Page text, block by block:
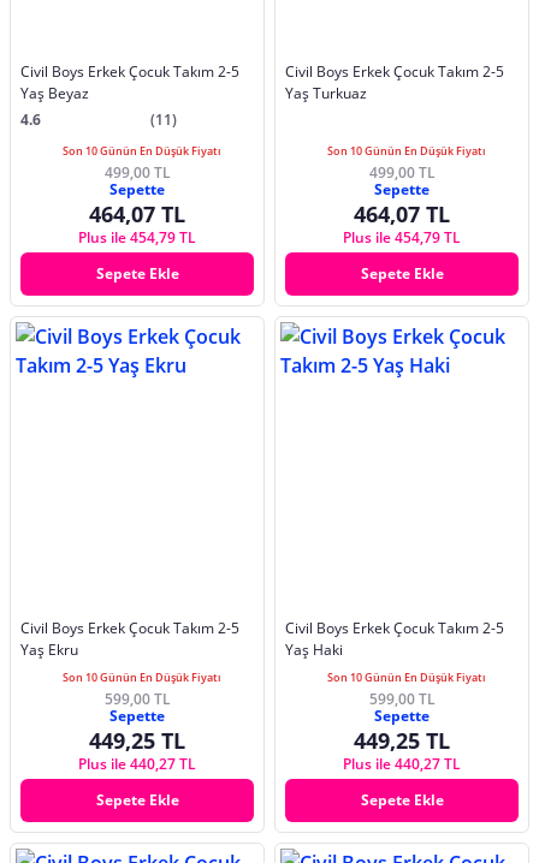
Civil Boys Erkek Çocuk Takım 2-5
Yaş Beyaz
4.6
(11)
Son 10 Günün En Düşük Fiyatı
499,00 TL
Sepette
464,07 TL
Plus ile 454,79 TL
Sepete Ekle
Civil Boys Erkek Çocuk Takım 2-5
Yaş Turkuaz
Son 10 Günün En Düşük Fiyatı
499,00 TL
Sepette
464,07 TL
Plus ile 454,79 TL
Sepete Ekle
Civil Boys Erkek Çocuk Takım 2-5
Yaş Ekru
Son 10 Günün En Düşük Fiyatı
599,00 TL
Sepette
449,25 TL
Plus ile 440,27 TL
Sepete Ekle
Civil Boys Erkek Çocuk Takım 2-5
Yaş Haki
Son 10 Günün En Düşük Fiyatı
599,00 TL
Sepette
449,25 TL
Plus ile 440,27 TL
Sepete Ekle